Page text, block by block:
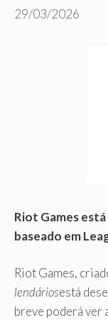
29/03/2026
Riot Games
baseado em
Riot Games,
lendáriosestá
breve poderá ver